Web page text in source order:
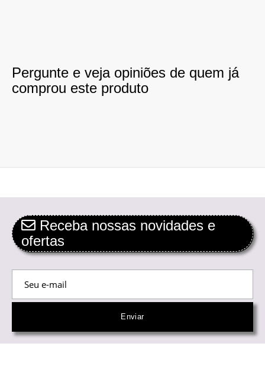
Pergunte e veja opiniões de quem já
comprou este produto
Receba nossas novidades e
ofertas